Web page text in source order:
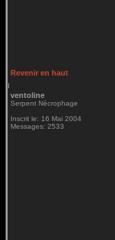
Revenir en haut
ventoline
Serpent Nécrophage
Inscrit le: 16 Mai 2004
Messages: 2533